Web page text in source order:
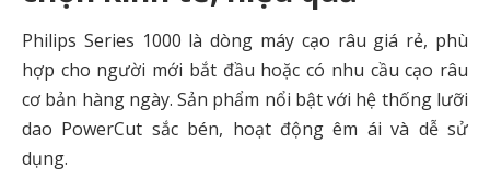
Philips Series 1000 là dòng máy cạo râu giá rẻ, phù
hợp cho người mới bắt đầu hoặc có nhu cầu cạo râu
cơ bản hàng ngày. Sản phẩm nổi bật với hệ thống lưỡi
dao PowerCut sắc bén, hoạt động êm ái và dễ sử
dụng.